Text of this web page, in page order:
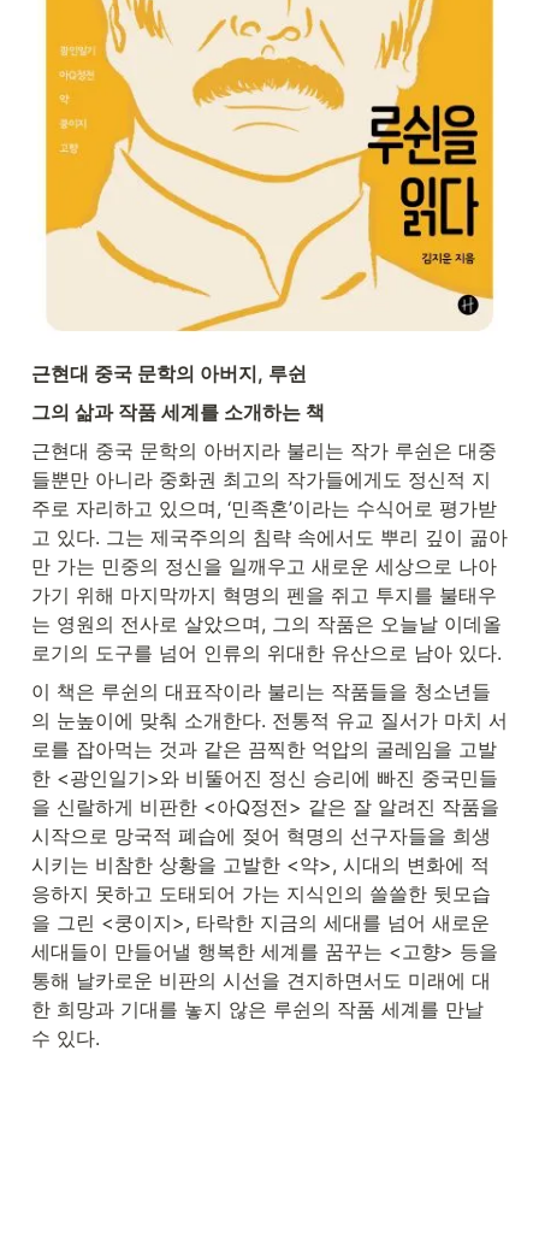
근현대 중국 문학의 아버지, 루쉰
그의 삶과 작품 세계를 소개하는 책
근현대 중국 문학의 아버지라 불리는 작가 루쉰은 대중
들뿐만 아니라 중화권 최고의 작가들에게도 정신적 지
주로 자리하고 있으며, ‘민족혼’이라는 수식어로 평가받
고 있다. 그는 제국주의의 침략 속에서도 뿌리 깊이 곪아
만 가는 민중의 정신을 일깨우고 새로운 세상으로 나아
가기 위해 마지막까지 혁명의 펜을 쥐고 투지를 불태우
는 영원의 전사로 살았으며, 그의 작품은 오늘날 이데올
로기의 도구를 넘어 인류의 위대한 유산으로 남아 있다.
이 책은 루쉰의 대표작이라 불리는 작품들을 청소년들
의 눈높이에 맞춰 소개한다. 전통적 유교 질서가 마치 서
로를 잡아먹는 것과 같은 끔찍한 억압의 굴레임을 고발
한 <광인일기>와 비뚤어진 정신 승리에 빠진 중국민들
을 신랄하게 비판한 <아Q정전> 같은 잘 알려진 작품을
시작으로 망국적 폐습에 젖어 혁명의 선구자들을 희생
시키는 비참한 상황을 고발한 <약>, 시대의 변화에 적
응하지 못하고 도태되어 가는 지식인의 쓸쓸한 뒷모습
을 그린 <쿵이지>, 타락한 지금의 세대를 넘어 새로운
세대들이 만들어낼 행복한 세계를 꿈꾸는 <고향> 등을
통해 날카로운 비판의 시선을 견지하면서도 미래에 대
한 희망과 기대를 놓지 않은 루쉰의 작품 세계를 만날
수 있다.